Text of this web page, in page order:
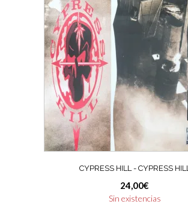
CYPRESS HILL ‎- CYPRESS HILL
24,00€
Sin existencias